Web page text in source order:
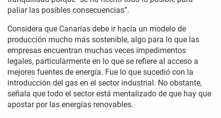
paliar las posibles consecuencias”.
Considera que Canarias debe ir hacia un modelo de
producción mucho más sostenible, algo para lo que las
empresas encuentran muchas veces impedimentos
legales, particularmente en lo que se refiere al acceso a
mejores fuentes de energía. Fue lo que sucedió con la
introducción del gas en el sector industrial. No obstante,
señala que todo el sector está mentalizado de que hay que
apostar por las energías renovables.